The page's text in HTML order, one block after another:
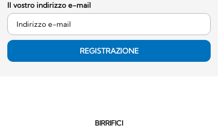
Il vostro indirizzo e-mail
REGISTRAZIONE
BIRRIFICI